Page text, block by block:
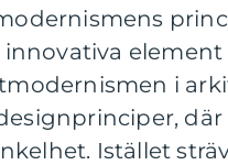
i
Istället